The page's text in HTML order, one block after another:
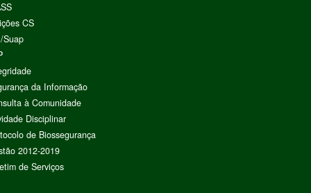
CS
Suap
da Informação
à Comunidade
Disciplinar
de Biossegurança
2012-2019
de Serviços